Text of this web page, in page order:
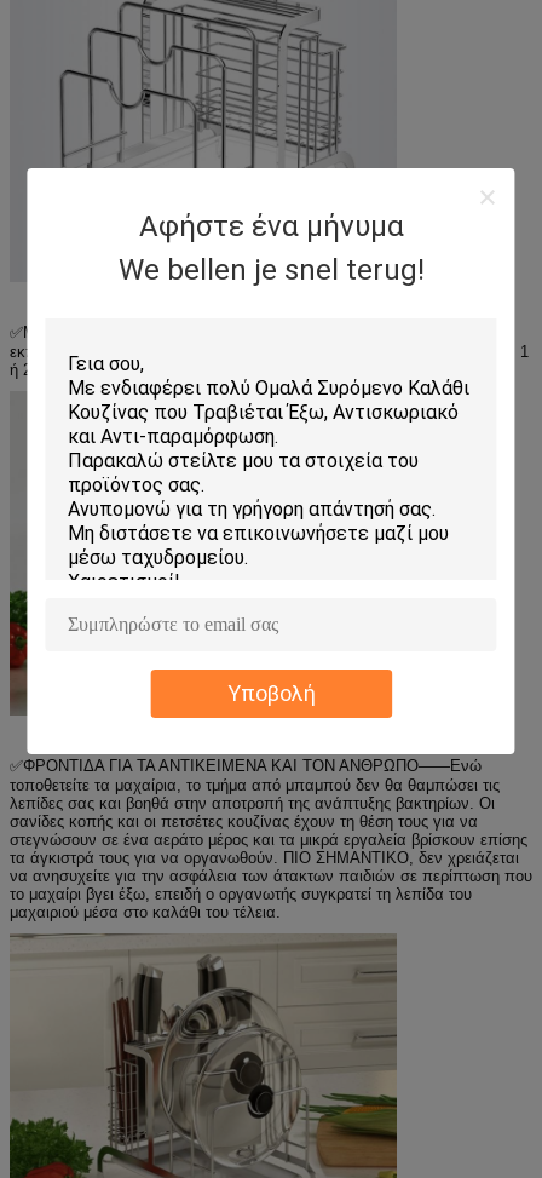
Αφήστε ένα μήνυμα
We bellen je snel terug!
Υποβολή
✅ΜΕΓΑΛΗ ΧΩΡΗΤΙΚΟΤΗΤΑ, ΕΞΟΙΚΟΝΟΜΗΣΗ ΧΩΡΟΥ——Ο
εκπληκτικός οργανωτής κουζίνας μπορεί να χωρέσει 1 ψαλίδι κουζίνας, 1
ή 2 σανίδες κοπής, πολλά μαχαίρια και μερικά καπάκια κατσαρολών.
✅ΦΡΟΝΤΙΔΑ ΓΙΑ ΤΑ ΑΝΤΙΚΕΙΜΕΝΑ ΚΑΙ ΤΟΝ ΑΝΘΡΩΠΟ——Ενώ
τοποθετείτε τα μαχαίρια, το τμήμα από μπαμπού δεν θα θαμπώσει τις
λεπίδες σας και βοηθά στην αποτροπή της ανάπτυξης βακτηρίων. Οι
σανίδες κοπής και οι πετσέτες κουζίνας έχουν τη θέση τους για να
στεγνώσουν σε ένα αεράτο μέρος και τα μικρά εργαλεία βρίσκουν επίσης
τα άγκιστρά τους για να οργανωθούν. ΠΙΟ ΣΗΜΑΝΤΙΚΟ, δεν χρειάζεται
να ανησυχείτε για την ασφάλεια των άτακτων παιδιών σε περίπτωση που
το μαχαίρι βγει έξω, επειδή ο οργανωτής συγκρατεί τη λεπίδα του
μαχαιριού μέσα στο καλάθι του τέλεια.